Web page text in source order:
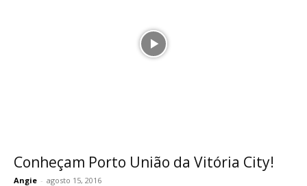
Conheçam Porto União da Vitória City!
Angie - agosto 15, 2016